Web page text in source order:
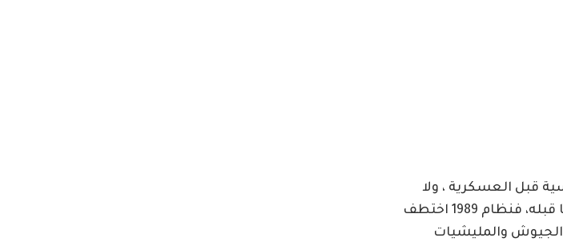
قبل العسكرية ، ولا
يخفي الأزمة عميقة الجذور المرتبطة بنظام حكم 1989 على وجه التحديد وما قبله، فنظام 1989 اختطف
والمليشيات